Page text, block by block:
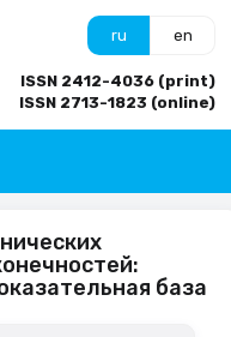
ru en
ISSN 2412-4036 (print)
ISSN 2713-1823 (online)
база